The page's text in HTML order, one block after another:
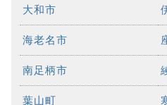
大和市
海老名市
南足柄市
葉山町